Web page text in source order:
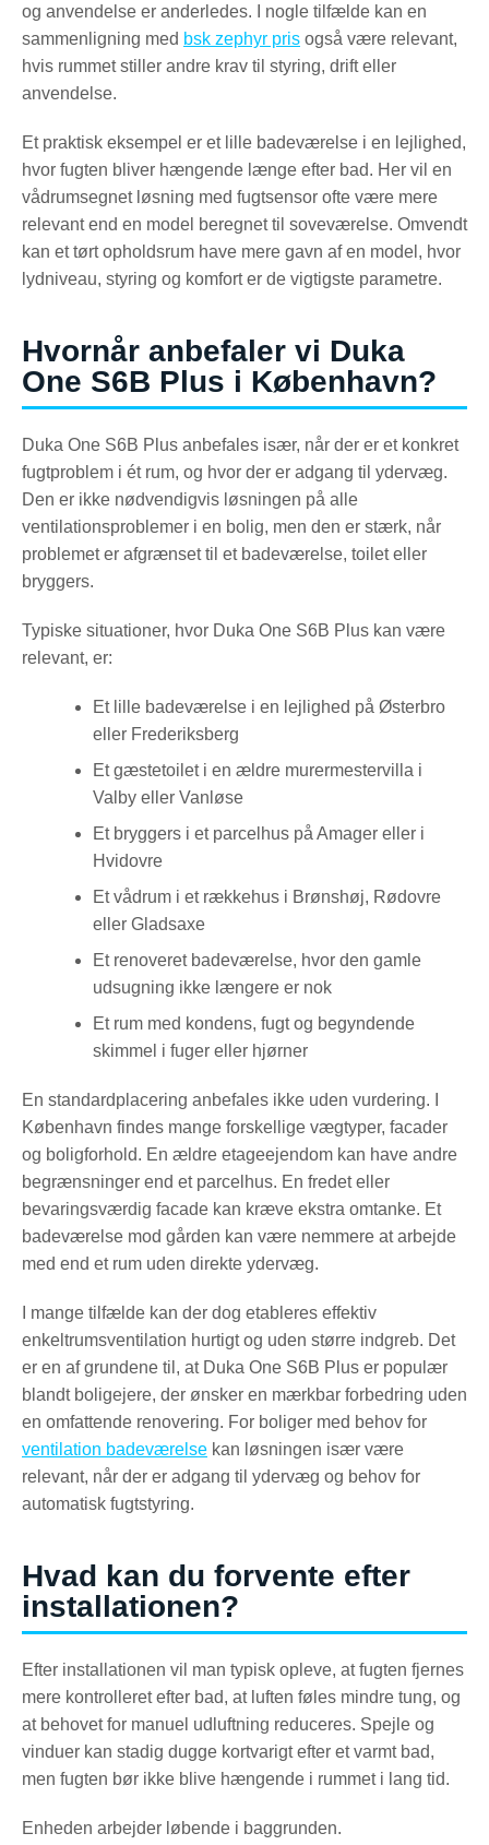
og anvendelse er anderledes. I nogle tilfælde kan en
sammenligning med bsk zephyr pris også være relevant,
hvis rummet stiller andre krav til styring, drift eller
anvendelse.
Et praktisk eksempel er et lille badeværelse i en lejlighed,
hvor fugten bliver hængende længe efter bad. Her vil en
vådrumsegnet løsning med fugtsensor ofte være mere
relevant end en model beregnet til soveværelse. Omvendt
kan et tørt opholdsrum have mere gavn af en model, hvor
lydniveau, styring og komfort er de vigtigste parametre.
Hvornår anbefaler vi Duka
One S6B Plus i København?
Duka One S6B Plus anbefales især, når der er et konkret
fugtproblem i ét rum, og hvor der er adgang til ydervæg.
Den er ikke nødvendigvis løsningen på alle
ventilationsproblemer i en bolig, men den er stærk, når
problemet er afgrænset til et badeværelse, toilet eller
bryggers.
Typiske situationer, hvor Duka One S6B Plus kan være
relevant, er:
Et lille badeværelse i en lejlighed på Østerbro
eller Frederiksberg
Et gæstetoilet i en ældre murermestervilla i
Valby eller Vanløse
Et bryggers i et parcelhus på Amager eller i
Hvidovre
Et vådrum i et rækkehus i Brønshøj, Rødovre
eller Gladsaxe
Et renoveret badeværelse, hvor den gamle
udsugning ikke længere er nok
Et rum med kondens, fugt og begyndende
skimmel i fuger eller hjørner
En standardplacering anbefales ikke uden vurdering. I
København findes mange forskellige vægtyper, facader
og boligforhold. En ældre etageejendom kan have andre
begrænsninger end et parcelhus. En fredet eller
bevaringsværdig facade kan kræve ekstra omtanke. Et
badeværelse mod gården kan være nemmere at arbejde
med end et rum uden direkte ydervæg.
I mange tilfælde kan der dog etableres effektiv
enkeltrumsventilation hurtigt og uden større indgreb. Det
er en af grundene til, at Duka One S6B Plus er populær
blandt boligejere, der ønsker en mærkbar forbedring uden
en omfattende renovering. For boliger med behov for
ventilation badeværelse kan løsningen især være
relevant, når der er adgang til ydervæg og behov for
automatisk fugtstyring.
Hvad kan du forvente efter
installationen?
Efter installationen vil man typisk opleve, at fugten fjernes
mere kontrolleret efter bad, at luften føles mindre tung, og
at behovet for manuel udluftning reduceres. Spejle og
vinduer kan stadig dugge kortvarigt efter et varmt bad,
men fugten bør ikke blive hængende i rummet i lang tid.
Enheden arbejder løbende i baggrunden.